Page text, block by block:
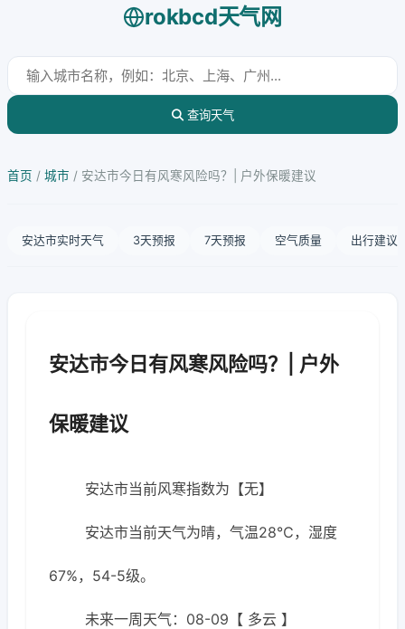
rokbcd天气网
查询天气
首页 / 城市 / 安达市今日有风寒风险吗？| 户外保暖建议
安达市实时天气 3天预报 7天预报 空气质量 出行建议
安达市今日有风寒风险吗？| 户外
保暖建议
安达市当前风寒指数为【无】
安达市当前天气为晴，气温28℃，湿度
67%，54-5级。
未来一周天气：08-09【 多云 】